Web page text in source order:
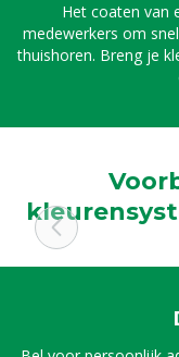
Het coaten van
medewerkers om
thuishoren. Breng je